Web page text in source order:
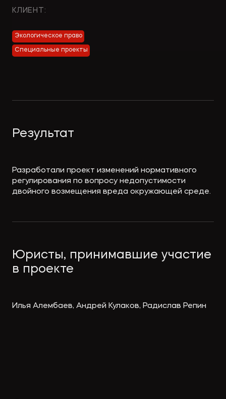
материалы
КЛИЕНТ:
Экологическое право
Специальные проекты
Результат
Разработали проект изменений нормативного
регулирования по вопросу недопустимости
двойного возмещения вреда окружающей среде.
Юристы, принимавшие участие
в проекте
Илья Алембаев, Андрей Кулаков, Радислав Репин